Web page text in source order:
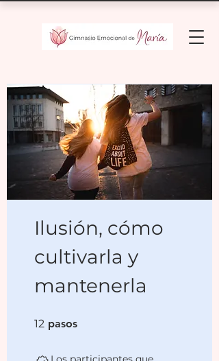
Ilusión, cómo
cultivarla y
mantenerla
12 pasos